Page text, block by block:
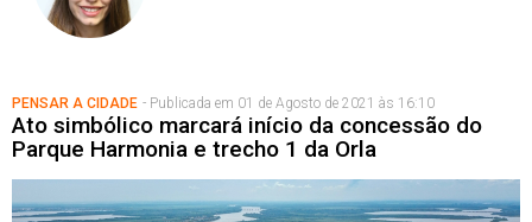
PENSAR A CIDADE - Publicada em 01 de Agosto de 2021 às 16:10
Ato simbólico marcará início da concessão do
Parque Harmonia e trecho 1 da Orla